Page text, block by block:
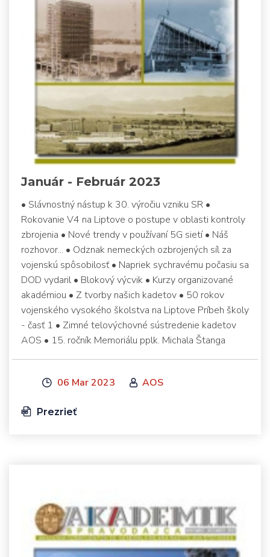
Január - Február 2023
• Slávnostný nástup k 30. výročiu vzniku SR •
Rokovanie V4 na Liptove o postupe v oblasti kontroly
zbrojenia • Nové trendy v používaní 5G sietí • Náš
rozhovor... • Odznak nemeckých ozbrojených síl za
vojenskú spôsobilosť • Napriek sychravému počasiu sa
DOD vydaril • Blokový výcvik • Kurzy organizované
akadémiou • Z tvorby našich kadetov • 50 rokov
vojenského vysokého školstva na Liptove Príbeh školy
- časť 1 • Zimné telovýchovné sústredenie kadetov
AOS • 15. ročník Memoriálu pplk. Michala Štanga
06 Mar 2023 AOS
Prezrieť